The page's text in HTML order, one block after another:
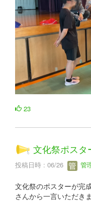
23
文化祭ポスタ
投稿日時 : 06/26 管
文化祭のポスターが完
さんから一言いただきま